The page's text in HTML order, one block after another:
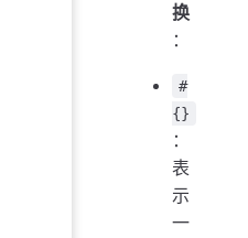
换
：
#
{}
：
表
示
一